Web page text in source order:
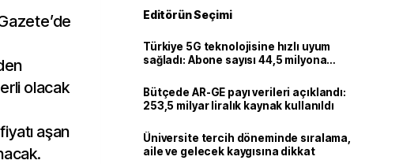
olacak
aşan
Editörün Seçimi
Türkiye 5G teknolojisine hızlı uyum
sağladı: Abone sayısı 44,5 milyona
Bütçede AR-GE payı verileri açıklandı:
253,5 milyar liralık kaynak kullanıldı
Üniversite tercih döneminde sıralama,
aile ve gelecek kaygısına dikkat